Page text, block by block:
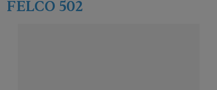
FELCO 502